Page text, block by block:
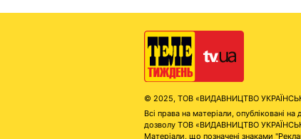
© 2025, ТОВ «ВИДАВНИЦТВО
Всі права на матеріали,
дозволу ТОВ «ВИДАВНИЦТВО
Матеріали, що позначені знаками